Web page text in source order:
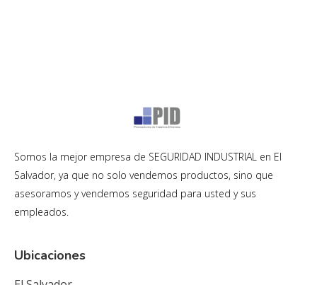
Somos la mejor empresa de SEGURIDAD INDUSTRIAL en El
Salvador, ya que no solo vendemos productos, sino que
asesoramos y vendemos seguridad para usted y sus
empleados.
Ubicaciones